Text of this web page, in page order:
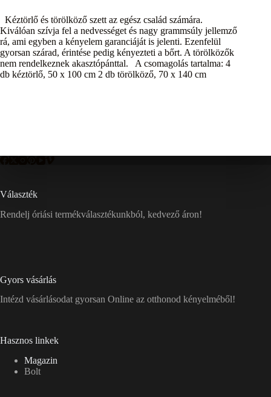
Kéztörlő és törölköző szett az egész család számára.
Kiválóan szívja fel a nedvességet és nagy grammsúly jellemző
rá, ami egyben a kényelem garanciáját is jelenti. Ezenfelül
gyorsan szárad, érintése pedig kényezteti a bőrt. A törölközők
nem rendelkeznek akasztópánttal. A csomagolás tartalma: 4
db kéztörlő, 50 x 100 cm 2 db törölköző, 70 x 140 cm
Választék
Rendelj óriási termékválasztékunkból, kedvező áron!
Gyors vásárlás
Intézd vásárlásodat gyorsan Online az otthonod kényelméből!
Hasznos linkek
Magazin
Bolt